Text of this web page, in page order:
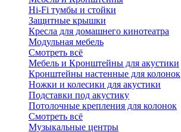
Hi-Fi тумбы и стойки
Защитные крышки
Кресла для домашнего кинотеатра
Модульная мебель
Смотреть всё
Мебель и Кронштейны для акустики
Кронштейны настенные для колонок
Ножки и колесики для акустики
Подставки под акустику
Потолочные крепления для колонок
Смотреть всё
Музыкальные центры